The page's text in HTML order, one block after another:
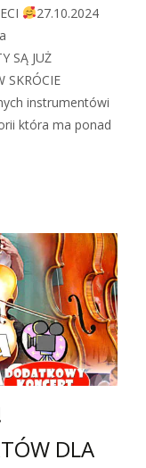
27.10.2024
SĄ JUŻ
SKRÓCIE
instrumentówi
która ma ponad
DLA